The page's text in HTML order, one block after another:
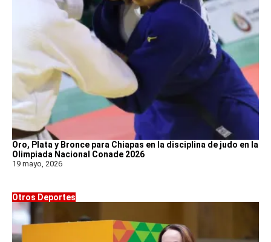
Oro, Plata y Bronce para Chiapas en la disciplina de judo en la
Olimpiada Nacional Conade 2026
19 mayo, 2026
Otros Deportes